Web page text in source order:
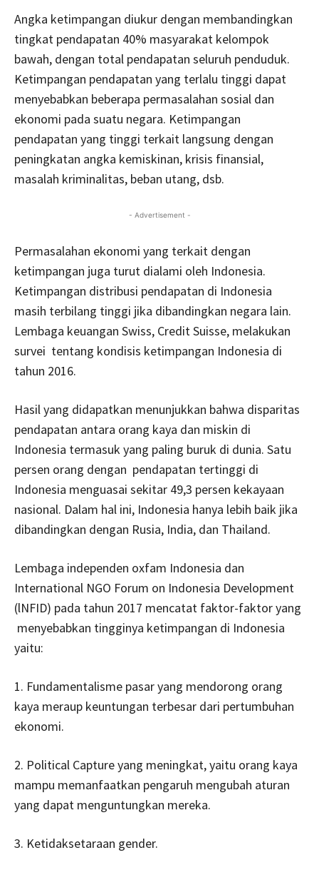
Angka ketimpangan diukur dengan membandingkan
tingkat pendapatan 40% masyarakat kelompok
bawah, dengan total pendapatan seluruh penduduk.
Ketimpangan pendapatan yang terlalu tinggi dapat
menyebabkan beberapa permasalahan sosial dan
ekonomi pada suatu negara. Ketimpangan
pendapatan yang tinggi terkait langsung dengan
peningkatan angka kemiskinan, krisis finansial,
masalah kriminalitas, beban utang, dsb.
- Advertisement -
Permasalahan ekonomi yang terkait dengan
ketimpangan juga turut dialami oleh Indonesia.
Ketimpangan distribusi pendapatan di Indonesia
masih terbilang tinggi jika dibandingkan negara lain.
Lembaga keuangan Swiss, Credit Suisse, melakukan
survei tentang kondisis ketimpangan Indonesia di
tahun 2016.
Hasil yang didapatkan menunjukkan bahwa disparitas
pendapatan antara orang kaya dan miskin di
Indonesia termasuk yang paling buruk di dunia. Satu
persen orang dengan pendapatan tertinggi di
Indonesia menguasai sekitar 49,3 persen kekayaan
nasional. Dalam hal ini, Indonesia hanya lebih baik jika
dibandingkan dengan Rusia, India, dan Thailand.
Lembaga independen oxfam Indonesia dan
International NGO Forum on Indonesia Develop­ment
(lNFID) pada tahun 2017 mencatat faktor-faktor yang
menyebabkan tingginya ketimpangan di Indonesia
yaitu:
1. Fundamentalisme pasar yang mendorong orang
kaya meraup keuntungan terbesar dari pertumbuhan
ekonomi.
2. Political Capture yang meningkat, yaitu orang kaya
mampu memanfaatkan pengaruh mengubah aturan
yang dapat menguntungkan mereka.
3. Ketidaksetaraan gender.